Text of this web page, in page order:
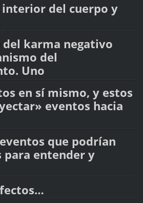
interior del cuerpo y
del karma negativo
del
Uno
en sí mismo, y estos
eventos hacia
que podrían
para entender y